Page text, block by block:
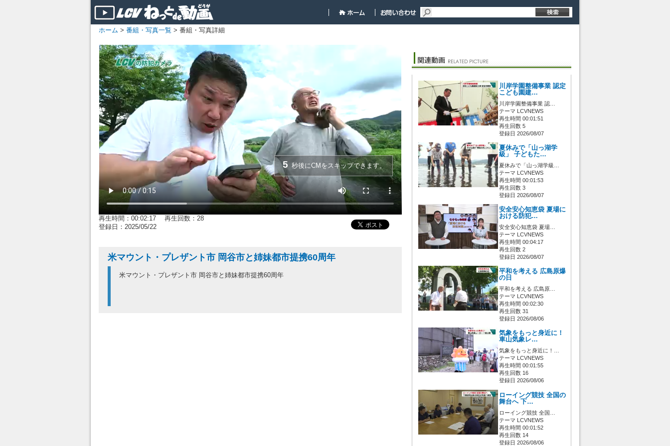
ホーム > 番組・写真一覧 > 番組・写真詳細
5 秒後にCMをスキップできます。
再生時間：00:02:17 再生回数：28
登録日：2025/05/22
米マウント・プレザント市 岡谷市と姉妹都市提携60周年
米マウント・プレザント市 岡谷市と姉妹都市提携60周年
川岸学園整備事業 認定
こども園建…
川岸学園整備事業 認…
テーマ LCVNEWS
再生時間 00:01:51
再生回数 5
登録日 2026/08/07
夏休みで「山っ湖学
級」 子どもた…
夏休みで「山っ湖学級…
テーマ LCVNEWS
再生時間 00:01:53
再生回数 3
登録日 2026/08/07
安全安心知恵袋 夏場に
おける防犯…
安全安心知恵袋 夏場…
テーマ LCVNEWS
再生時間 00:04:17
再生回数 2
登録日 2026/08/07
平和を考える 広島原爆
の日
平和を考える 広島原…
テーマ LCVNEWS
再生時間 00:02:30
再生回数 31
登録日 2026/08/06
気象をもっと身近に！
車山気象レ…
気象をもっと身近に！…
テーマ LCVNEWS
再生時間 00:01:55
再生回数 16
登録日 2026/08/06
ローイング競技 全国の
舞台へ 下…
ローイング競技 全国…
テーマ LCVNEWS
再生時間 00:01:52
再生回数 14
登録日 2026/08/06